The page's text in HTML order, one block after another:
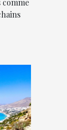
comme